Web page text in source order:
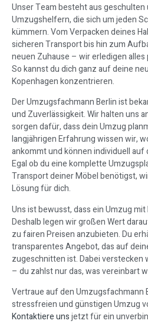
Unser Team besteht aus
Umzugshelfern, die sich um jeden
kümmern. Vom Verpacken deines
sicheren Transport bis hin zum
neuen Zuhause – wir erledigen
So kannst du dich ganz auf deine
Kopenhagen konzentrieren.
Der Umzugsfachmann Berlin ist
und Zuverlässigkeit. Wir halten uns
sorgen dafür, dass dein Umzug
langjährigen Erfahrung wissen wir,
ankommt und können individuell auf
Egal ob du eine komplette
Transport deiner Möbel benötigst,
Lösung für dich.
Uns ist bewusst, dass ein Umzug mit
Deshalb legen wir großen Wert
zu fairen Preisen anzubieten. Du
transparentes Angebot, das auf
zugeschnitten ist. Dabei verstecken
– du zahlst nur das, was vereinbart
Vertraue auf den Umzugsfachmann
stressfreien und günstigen Umzug
Kontaktiere unsjetzt für ein